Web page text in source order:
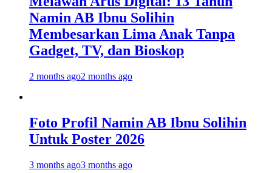
Namin AB Ibnu Solihin
Membesarkan Lima Anak Tanpa
Gadget, TV, dan Bioskop
2 months ago2 months ago
Foto Profil Namin AB Ibnu Solihin
Untuk Poster 2026
3 months ago3 months ago